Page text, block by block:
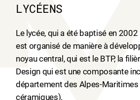
LYCÉENS
Le lycée, qui a été baptisé en
est organisé de manière à
noyau central, qui est le BTP, la
Design qui est une composante
département des Alpes-
céramiques).